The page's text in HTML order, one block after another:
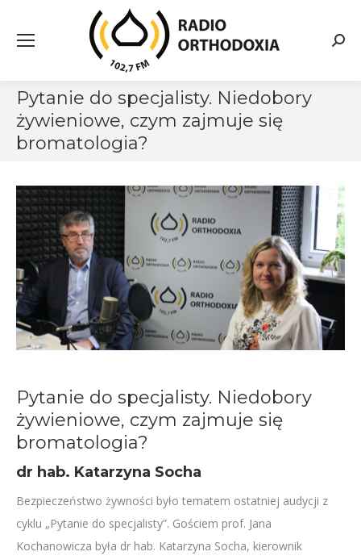
Pytanie do specjalisty. Niedobory
żywieniowe, czym zajmuje się
bromatologia?
Pytanie do specjalisty. Niedobory
żywieniowe, czym zajmuje się
bromatologia?
dr hab. Katarzyna Socha
Bezpieczeństwo żywności było tematem ostatniej audycji z
cyklu „Pytanie do specjalisty”. Gościem prof. Jana
Kochanowicza była dr hab. Katarzyna Socha, kierownik